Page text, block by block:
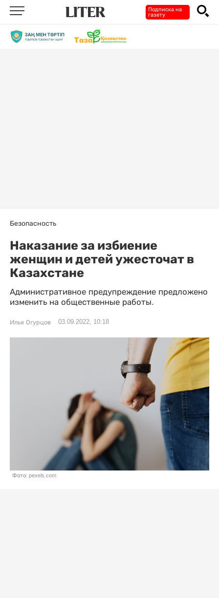
Подписка на
газету
Безопасность
Наказание за избиение
женщин и детей ужесточат в
Казахстане
Административное предупреждение предложено
изменить на общественные работы.
Илья Огурцов 03.09.2022, 10:18
Фото: pexels.com